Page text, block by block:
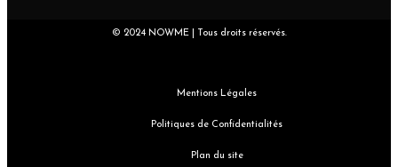
© 2024 NOWME | Tous droits réservés.
Mentions Légales
Politiques de Confidentialités
Plan du site